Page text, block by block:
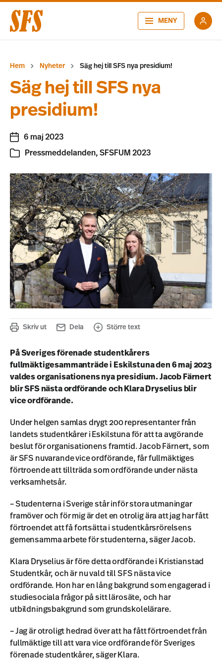
MENY
Hem Nyheter Säg hej till SFS nya presidium!
Säg hej till SFS nya
presidium!
6 maj 2023
Pressmeddelanden, SFSFUM 2023
Skriv ut Dela Större text
På Sveriges förenade studentkårers
fullmäktigesammanträde i Eskilstuna den 6 maj 2023
valdes organisationens nya presidium. Jacob Färnert
blir SFS nästa ordförande och Klara Dryselius blir
vice ordförande.
Under helgen samlas drygt 200 representanter från
landets studentkårer i Eskilstuna för att ta avgörande
beslut för organisationens framtid. Jacob Färnert, som
är SFS nuvarande vice ordförande, får fullmäktiges
förtroende att tillträda som ordförande under nästa
verksamhetsår.
– Studenterna i Sverige står inför stora utmaningar
framöver och för mig är det en otrolig ära att jag har fått
förtroendet att få fortsätta i studentkårsrörelsens
gemensamma arbete för studenterna, säger Jacob.
Klara Dryselius är före detta ordförande i Kristianstad
Studentkår, och är nu vald till SFS nästa vice
ordförande. Hon har en lång bakgrund som engagerad i
studiesociala frågor på sitt lärosäte, och har
utbildningsbakgrund som grundskolelärare.
– Jag är otroligt hedrad över att ha fått förtroendet från
fullmäktige till att vara vice ordförande för Sveriges
förenade studentkårer, säger Klara.